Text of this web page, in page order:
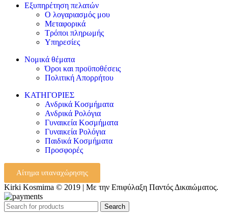
Εξυπηρέτηση πελατών
Ο λογαριασμός μου
Μεταφορικά
Τρόποι πληρωμής
Υπηρεσίες
Νομικά θέματα
Όροι και προϋποθέσεις
Πολιτική Απορρήτου
ΚΑΤΗΓΟΡΙΕΣ
Ανδρικά Κοσμήματα
Ανδρικά Ρολόγια
Γυναικεία Κοσμήματα
Γυναικεία Ρολόγια
Παιδικά Κοσμήματα
Προσφορές
Αίτημα υπαναχώρησης
Kirki Kosmima © 2019 | Με την Επιφύλαξη Παντός Δικαιώματος.
Search